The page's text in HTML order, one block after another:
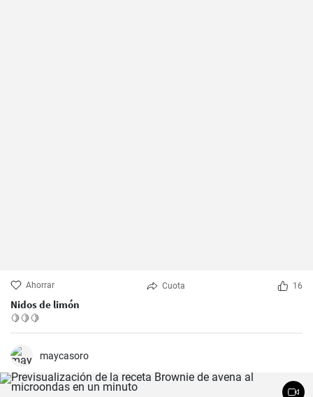
Ahorrar Cuota 16
Nidos de limón
🍋🍋🍋
maycasoro